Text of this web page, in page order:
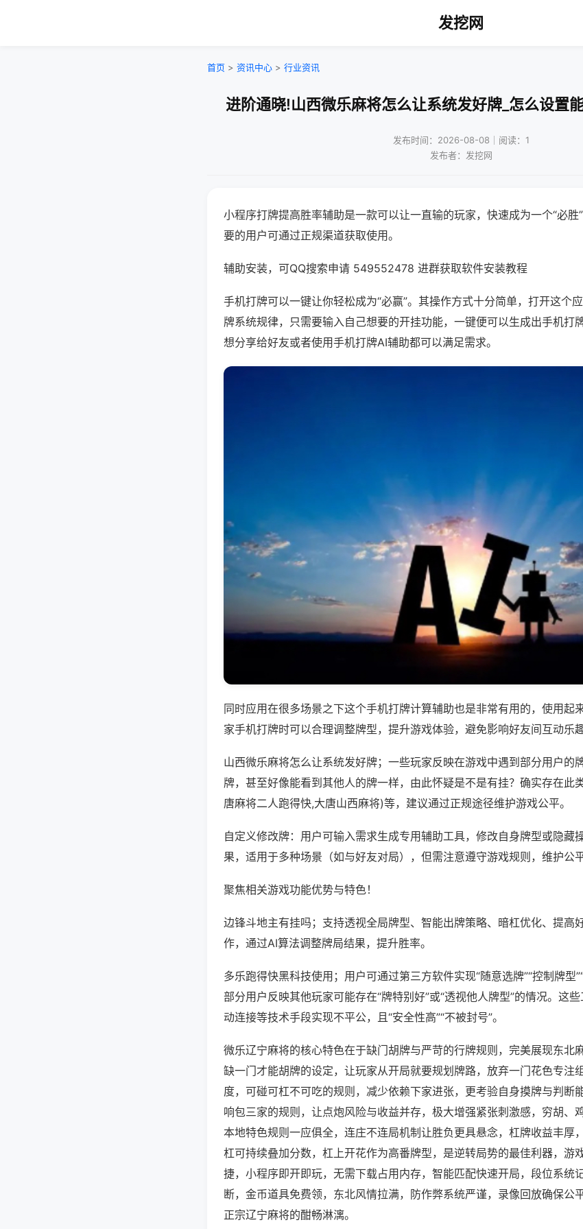
发挖网
首页 > 资讯中心 > 行业资讯
进阶通晓!山西微乐麻将怎么让系统发好牌_怎么设置
发布时间：2026-08-08｜阅读：1
发布者：发挖网
小程序打牌提高胜率辅助是一款可以让一直输的玩家，快速成为一个“必胜
要的用户可通过正规渠道获取使用。
辅助安装，可QQ搜索申请 549552478 进群获取软件安装教程
手机打牌可以一键让你轻松成为“必赢”。其操作方式十分简单，打开这个
牌系统规律，只需要输入自己想要的开挂功能，一键便可以生成出手机打
想分享给好友或者使用手机打牌AI辅助都可以满足需求。
同时应用在很多场景之下这个手机打牌计算辅助也是非常有用的，使用起
家手机打牌时可以合理调整牌型，提升游戏体验，避免影响好友间互动乐趣
山西微乐麻将怎么让系统发好牌；一些玩家反映在游戏中遇到部分用户的
牌，甚至好像能看到其他人的牌一样，由此怀疑是不是有挂？确实存在此
唐麻将二人跑得快,大唐山西麻将)等，建议通过正规途径维护游戏公平。
自定义修改牌：用户可输入需求生成专用辅助工具，修改自身牌型或隐藏
果，适用于多种场景（如与好友对局），但需注意遵守游戏规则，维护公平
聚焦相关游戏功能优势与特色！
边锋斗地主有挂吗；支持透视全局牌型、智能出牌策略、暗杠优化、提高
作，通过AI算法调整牌局结果，提升胜率。
多乐跑得快黑科技使用；用户可通过第三方软件实现“随意选牌”“控制牌型
部分用户反映其他玩家可能存在“牌特别好”或“透视他人牌型”的情况。这
动连接等技术手段实现不平公，且“安全性高”“不被封号”。
微乐辽宁麻将的核心特色在于缺门胡牌与严苛的行牌规则，完美展现东北
缺一门才能胡牌的设定，让玩家从开局就要规划牌路，放弃一门花色专注
度，可碰可杠不可吃的规则，减少依赖下家进张，更考验自身摸牌与判断
响包三家的规则，让点炮风险与收益并存，极大增强紧张刺激感，穷胡、
本地特色规则一应俱全，连庄不连局机制让胜负更具悬念，杠牌收益丰厚
杠可持续叠加分数，杠上开花作为高番牌型，是逆转局势的最佳利器，游
捷，小程序即开即玩，无需下载占用内存，智能匹配快速开局，段位系统
断，金币道具免费领，东北风情拉满，防作弊系统严谨，录像回放确保公
正宗辽宁麻将的酣畅淋漓。